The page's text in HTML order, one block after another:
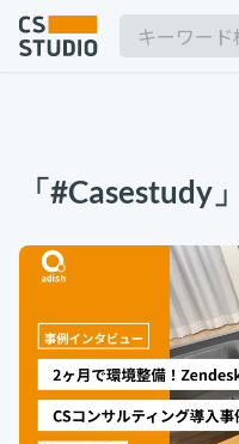
コンサル・トレーニン
コンサルティング
ル作成や
2025.06.06
BPaaS
BPO
2024.11.07
サボター
「#casestudy